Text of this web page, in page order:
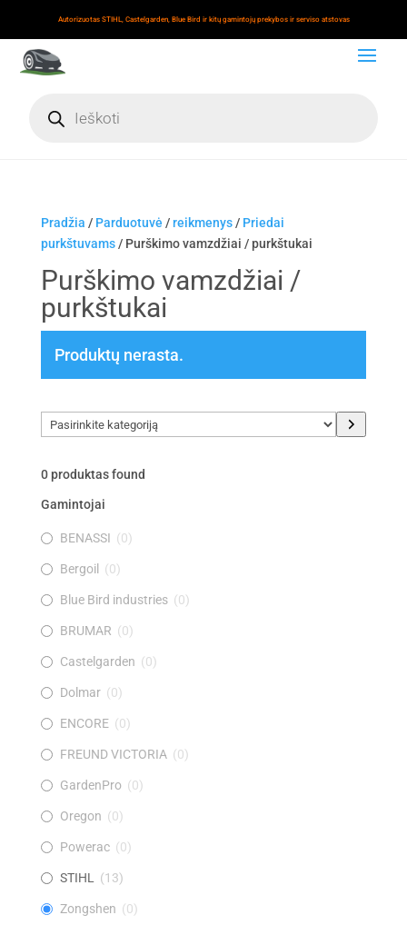
Autorizuotas STIHL, Castelgarden, Blue Bird ir kitų gamintojų prekybos ir serviso atstovas
search
Pradžia / Parduotuvė /reikmenys/ Priedai
purkštuvams/ Purškimo vamzdžiai / purkštukai
Purškimo vamzdžiai /
purkštukai
Produktų nerasta.
Pasirinkite
kategoriją
0produktas found
Gamintojai
BENASSI (0)
Bergoil (0)
Blue Bird industries (0)
BRUMAR (0)
Castelgarden (0)
Dolmar (0)
ENCORE (0)
FREUND VICTORIA (0)
GardenPro (0)
Oregon (0)
Powerac (0)
STIHL (13)
Zongshen (0)